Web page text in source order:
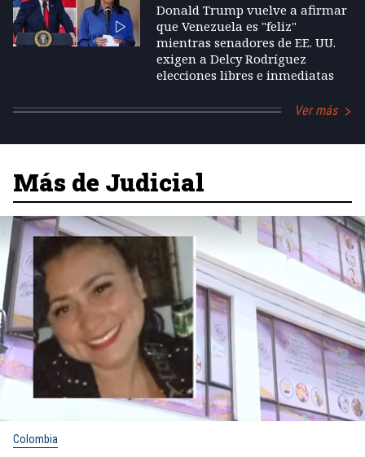
Donald Trump vuelve a afirmar
que Venezuela es "feliz"
mientras senadores de EE. UU.
exigen a Delcy Rodríguez
elecciones libres e inmediatas
Ver más
Más de Judicial
Colombia